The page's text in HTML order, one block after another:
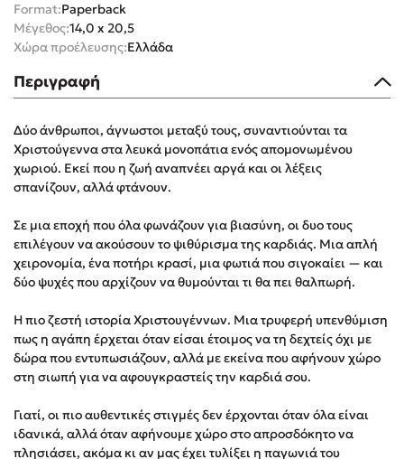
Δημοφιλείς Συγγραφείς
Φυστίκι ΠουΚυλάει
Παύλος Καστανάς
El Sombrero
Στέφανος Ξενάκης
Sebastian Fitzek
Κατρίνα Τσάνταλη
Lucinda Riley
Mimi Matthews
Rebecca Yarros
Teo Benedetti
Format:Paperback
Μέγεθος:14,0 x 20,5
Χώρα προέλευσης:Ελλάδα
Περιγραφή
Δύο άνθρωποι, άγνωστοι μεταξύ τους, συναντιούνται τα
Χριστούγεννα στα λευκά μονοπάτια ενός απομονωμένου
χωριού. Εκεί που η ζωή αναπνέει αργά και οι λέξεις
σπανίζουν, αλλά φτάνουν.
Σε μια εποχή που όλα φωνάζουν για βιασύνη, οι δυο τους
επιλέγουν να ακούσουν το ψιθύρισμα της καρδιάς. Μια απλή
χειρονομία, ένα ποτήρι κρασί, μια φωτιά που σιγοκαίει — και
δύο ψυχές που αρχίζουν να θυμούνται τι θα πει θαλπωρή.
Η πιο ζεστή ιστορία Χριστουγέννων. Μια τρυφερή υπενθύμιση
πως η αγάπη έρχεται όταν είσαι έτοιμος να τη δεχτείς όχι με
δώρα που εντυπωσιάζουν, αλλά με εκείνα που αφήνουν χώρο
στη σιωπή για να αφουγκραστείς την καρδιά σου.
Γιατί, οι πιο αυθεντικές στιγμές δεν έρχονται όταν όλα είναι
ιδανικά, αλλά όταν αφήνουμε χώρο στο απροσδόκητο να
πλησιάσει, ακόμα κι αν μας έχει τυλίξει η παγωνιά του